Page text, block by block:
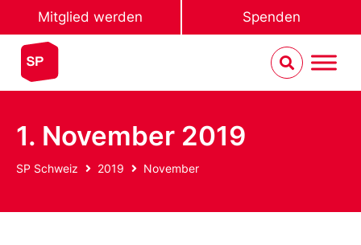
Mitglied werden Spenden
1. November 2019
SP Schweiz 2019 November